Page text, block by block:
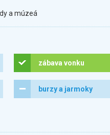
a múzeá
zábava vonku
burzy a jarmoky